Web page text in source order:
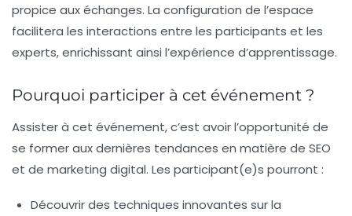
propice aux échanges. La configuration de l’espace
facilitera les interactions entre les participants et les
experts, enrichissant ainsi l’expérience d’apprentissage.
Pourquoi participer à cet événement ?
Assister à cet événement, c’est avoir l’opportunité de
se former aux dernières tendances en matière de SEO
et de marketing digital. Les participant(e)s pourront :
Découvrir des techniques innovantes sur la